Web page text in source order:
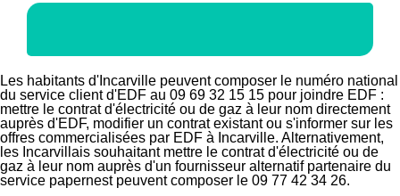
Les habitants d'Incarville peuvent composer le numéro national
du service client d'EDF au 09 69 32 15 15 pour joindre EDF :
mettre le contrat d'électricité ou de gaz à leur nom directement
auprès d'EDF, modifier un contrat existant ou s'informer sur les
offres commercialisées par EDF à Incarville. Alternativement,
les Incarvillais souhaitant mettre le contrat d'électricité ou de
gaz à leur nom auprès d'un fournisseur alternatif partenaire du
service papernest peuvent composer le 09 77 42 34 26.